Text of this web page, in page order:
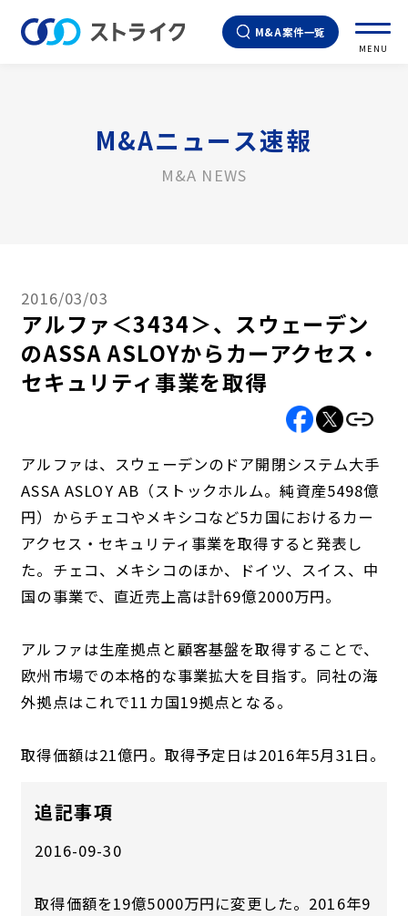
M&A案件一覧
MENU
M&Aニュース速報
M&A NEWS
2016/03/03
アルファ＜3434＞、スウェーデン
のASSA ASLOYからカーアクセス・
セキュリティ事業を取得
アルファは、スウェーデンのドア開閉システム大手
ASSA ASLOY AB（ストックホルム。純資産5498億
円）からチェコやメキシコなど5カ国におけるカー
アクセス・セキュリティ事業を取得すると発表し
た。チェコ、メキシコのほか、ドイツ、スイス、中
国の事業で、直近売上高は計69億2000万円。
アルファは生産拠点と顧客基盤を取得することで、
欧州市場での本格的な事業拡大を目指す。同社の海
外拠点はこれで11カ国19拠点となる。
取得価額は21億円。取得予定日は2016年5月31日。
追記事項
2016-09-30
取得価額を19億5000万円に変更した。2016年9